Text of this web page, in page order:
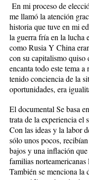
En mi proceso de
me llamó la atención
historia que tuve en mi
la guerra fría en la lucha
como Rusia Y China
con su capitalismo quiso
encanta todo este tema
tenido conciencia de la
oportunidades, era
El documental Se basa
trata de la experiencia
Con las ideas y la labor
sólo unos pocos,
bajos y una inflación
familias
También se menciona la